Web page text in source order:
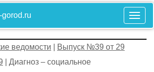
ведомости
Выпуск №39 от 29
| Диагноз – социальное